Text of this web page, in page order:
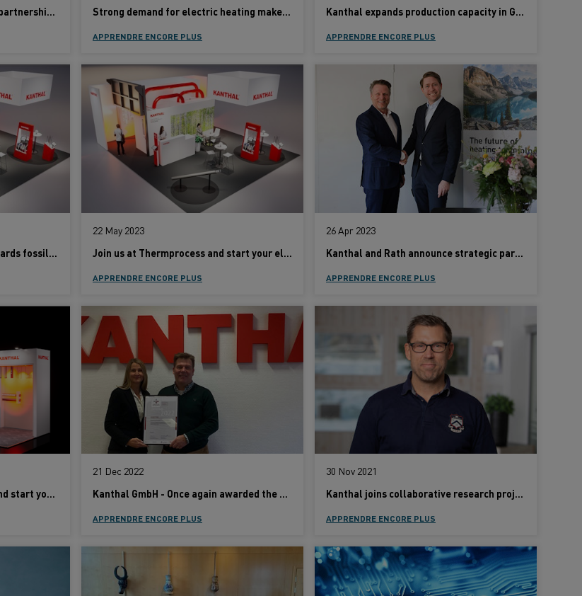
Ceba and Kanthal in strategic partnership for the green shift – focus on electric ladle and tundish preheaters
Strong demand for electric heating makes Kanthal expand its silicon carbide production capacity
APPRENDRE ENCORE PLUS
Kanthal expands production capacity in Germany to meet electrification demand
APPRENDRE ENCORE PLUS
Kanthal presents the road towards fossil fuel-free heating processes at Thermprocess
22 May 2023
Join us at Thermprocess and start your electrification journey
APPRENDRE ENCORE PLUS
26 Apr 2023
Kanthal and Rath announce strategic partnership to expand sustainable industrial heating technology offerings
APPRENDRE ENCORE PLUS
Join us at Green Steel World and start your electrification journey
21 Dec 2022
Kanthal GmbH - Once again awarded the audit berufundfamilie certificate
APPRENDRE ENCORE PLUS
30 Nov 2021
Kanthal joins collaborative research project into the electrification of steel production
APPRENDRE ENCORE PLUS